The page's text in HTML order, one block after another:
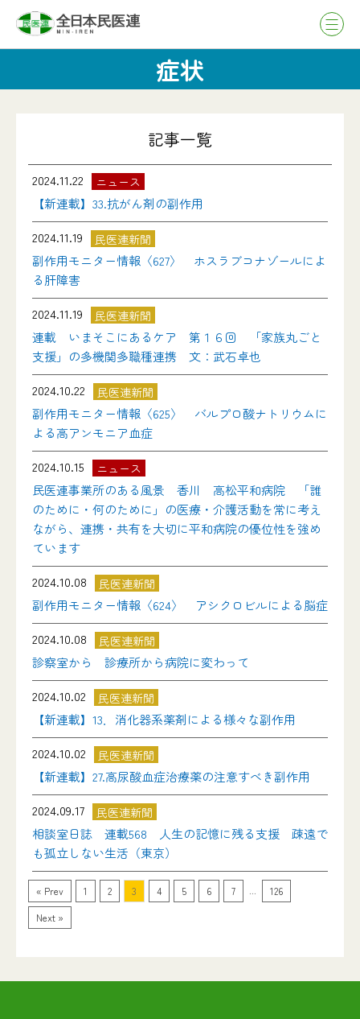
症状
記事一覧
2024.11.22 ニュース
【新連載】33.抗がん剤の副作用
2024.11.19
民医連新聞
副作用モニター情報〈627〉 ホスラブコナゾールによ
る肝障害
2024.11.19
民医連新聞
連載 いまそこにあるケア 第１６回 「家族丸ごと
支援」の多機関多職種連携 文：武石卓也
2024.10.22
民医連新聞
副作用モニター情報〈625〉 バルプロ酸ナトリウムに
よる高アンモニア血症
2024.10.15
ニュース
民医連事業所のある風景 香川 高松平和病院 「誰
のために・何のために」の医療・介護活動を常に考え
ながら、連携・共有を大切に平和病院の優位性を強め
ています
2024.10.08
民医連新聞
副作用モニター情報〈624〉 アシクロビルによる脳症
2024.10.08
民医連新聞
診察室から 診療所から病院に変わって
2024.10.02
民医連新聞
【新連載】13．消化器系薬剤による様々な副作用
2024.10.02
民医連新聞
【新連載】27.高尿酸血症治療薬の注意すべき副作用
2024.09.17
民医連新聞
相談室日誌 連載568 人生の記憶に残る支援 疎遠で
も孤立しない生活（東京）
« Prev 1 2 3 4 5 6 7
126
Next »